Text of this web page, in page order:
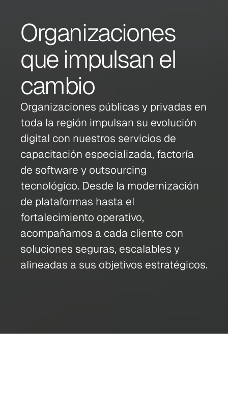
Organizaciones
que impulsan el
cambio
Organizaciones públicas y privadas en
toda la región impulsan su evolución
digital con nuestros servicios de
capacitación especializada, factoría
de software y outsourcing
tecnológico. Desde la modernización
de plataformas hasta el
fortalecimiento operativo,
acompañamos a cada cliente con
soluciones seguras, escalables y
alineadas a sus objetivos estratégicos.